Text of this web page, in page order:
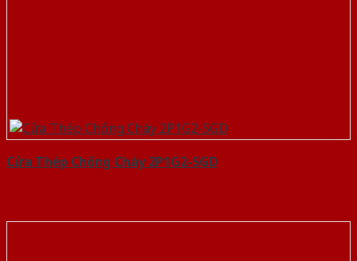
Cửa Thép Chống Cháy 2P1G2-SGD